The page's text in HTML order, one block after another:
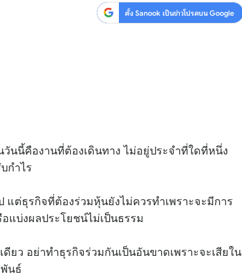
ตั้ง Sanook เป็นข่าวโปรดบน Google
นนี้คืองานที่ต้องเดินทาง ไม่อยู่ประจำที่ใดที่หนึ่ง
กำไร
ต่ธุรกิจที่ต้องร่วมหุ้นยังไม่ควรทำเพราะจะมีการ
แบ่งผลประโยชน์ไม่เป็นธรรม
ยว อย่าทำธุรกิจร่วมกันเป็นอันขาดเพราะจะเสียใน
พันธ์